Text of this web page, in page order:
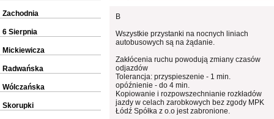
B
Wszystkie przystanki na nocnych liniach
autobusowych są na żądanie.
Zakłócenia ruchu powodują zmiany czasów
odjazdów
Tolerancja: przyspieszenie - 1 min.
opóźnienie - do 4 min.
Kopiowanie i rozpowszechnianie rozkładów
jazdy w celach zarobkowych bez zgody MPK
Łódź Spółka z o.o jest zabronione.
Zachodnia
6 Sierpnia
Mickiewicza
Radwańska
Wólczańska
Skorupki